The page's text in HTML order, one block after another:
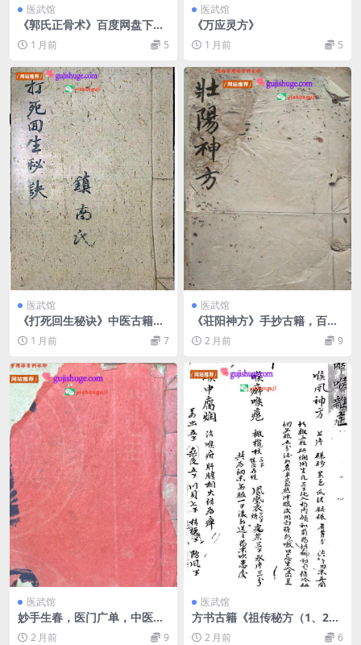
医武馆
《郭氏正骨术》百度网盘下
载，中医古籍
1 月前 5
医武馆
《万应灵方》
1 月前 5
医武馆
《打死回生秘诀》中医古籍，
百度网盘下载
1 月前 7
医武馆
《荘阳神方》手抄古籍，百度
网盘下载
2 月前 9
医武馆
妙手生春，医门广单，中医古
籍 2 月前 9
医武馆
方书古籍《祖传秘方（1、2、
3）》2 月前 6